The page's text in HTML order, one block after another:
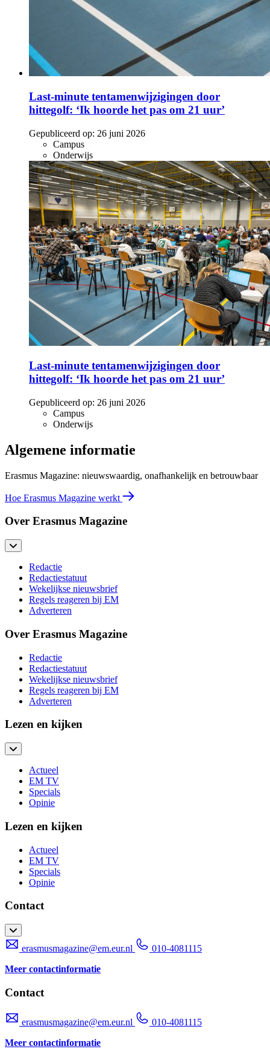
Last-minute tentamenwijzigingen door
hittegolf: ‘Ik hoorde het pas om 21 uur’
Gepubliceerd op: 26 juni 2026
Campus
Onderwijs
Last-minute tentamenwijzigingen door
hittegolf: ‘Ik hoorde het pas om 21 uur’
Gepubliceerd op: 26 juni 2026
Campus
Onderwijs
Algemene informatie
Erasmus Magazine: nieuwswaardig, onafhankelijk en betrouwbaar
Hoe Erasmus Magazine werkt
Over Erasmus Magazine
Redactie
Redactiestatuut
Wekelijkse nieuwsbrief
Regels reageren bij EM
Adverteren
Over Erasmus Magazine
Redactie
Redactiestatuut
Wekelijkse nieuwsbrief
Regels reageren bij EM
Adverteren
Lezen en kijken
Actueel
EM TV
Specials
Opinie
Lezen en kijken
Actueel
EM TV
Specials
Opinie
Contact
erasmusmagazine@em.eur.nl
010-4081115
Meer contactinformatie
Contact
erasmusmagazine@em.eur.nl
010-4081115
Meer contactinformatie